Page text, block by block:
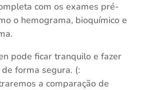
com os exames pré-
o hemograma, bioquímico e
pode ficar tranquilo e fazer
forma segura. (:
a comparação de